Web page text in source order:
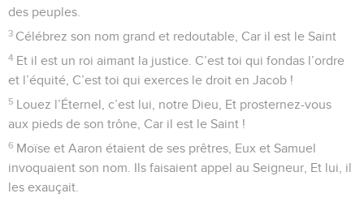
des peuples.
3 Célébrez son nom grand et redoutable, Car il est le Saint
4 Et il est un roi aimant la justice. C’est toi qui fondas l’ordre
et l’équité, C’est toi qui exerces le droit en Jacob !
5 Louez l’Éternel, c’est lui, notre Dieu, Et prosternez-vous
aux pieds de son trône, Car il est le Saint !
6 Moïse et Aaron étaient de ses prêtres, Eux et Samuel
invoquaient son nom. Ils faisaient appel au Seigneur, Et lui, il
les exauçait.